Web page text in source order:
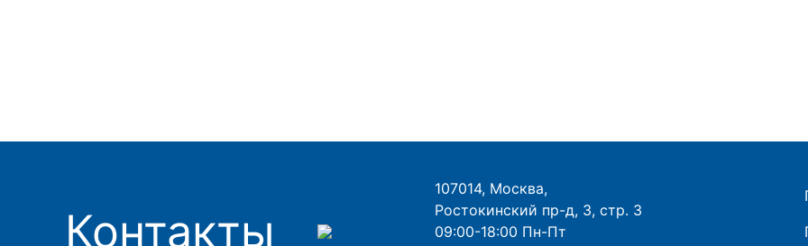
Контакты
107014, Москва,
Ростокинский пр-д, 3, стр. 3
09:00-18:00 Пн-Пт